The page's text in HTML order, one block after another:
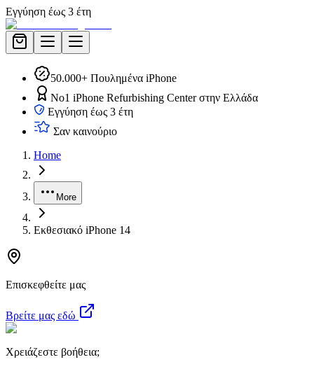
Εγγύηση έως 3 έτη
50.000+ Πουλημένα iPhone
No1 iPhone Refurbishing Center στην Ελλάδα
Εγγύηση έως 3 έτη
Σαν καινούριο
Home
More
Εκθεσιακό iPhone 14
Επισκεφθείτε μας
Βρείτε μας εδώ
Χρειάζεστε βοήθεια;